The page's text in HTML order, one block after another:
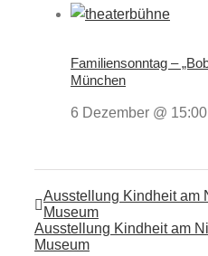
Familiensonntag –
München
6 Dezember @ 15:00
Ausstellung Kindheit am
Museum
Ausstellung Kindheit am
Museum